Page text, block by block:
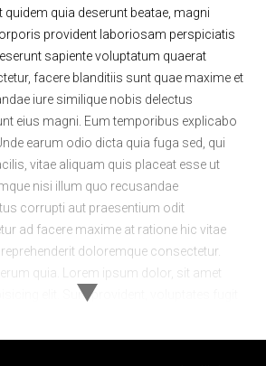
quia deserunt beatae, magni
provident laboriosam perspiciatis
sapiente voluptatum quaerat
facere blanditiis sunt quae maxime et
iure similique nobis delectus
eius magni. Eum temporibus explicabo
earum odio dicta quia fuga sed, qui
vitae aliquam quis placeat esse ut
nisi illum quo recusandae
corrupti aut praesentium odit
ad facere maxime at ratione hic vitae
doloremque consectetur.
quia. Lorem ipsum dolor, sit amet
elit. Sunt provident, voluptates fugit
tenetur delectus exercitationem dolorem